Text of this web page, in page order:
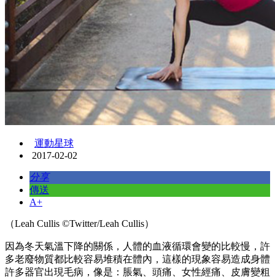
運動星球
2017-02-02
分享
傳送
A+
（Leah Cullis ©Twitter/Leah Cullis）
因為冬天氣溫下降的關係，人體的血液循環會變的比較慢，許
多老廢物質都比較容易堆積在體內，這樣的現象容易造成身體
許多器官出現毛病，像是：脹氣、頭痛、女性經痛、皮膚變粗